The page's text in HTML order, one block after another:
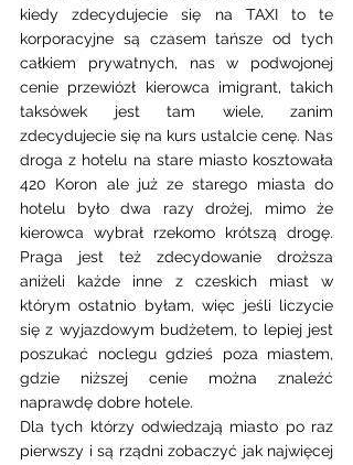
kiedy zdecydujecie się na TAXI to te
korporacyjne są czasem tańsze od tych
całkiem prywatnych, nas w podwojonej
cenie przewiózł kierowca imigrant, takich
taksówek jest tam wiele, zanim
zdecydujecie się na kurs ustalcie cenę. Nas
droga z hotelu na stare miasto kosztowała
420 Koron ale już ze starego miasta do
hotelu było dwa razy drożej, mimo że
kierowca wybrał rzekomo krótszą drogę.
Praga jest też zdecydowanie droższa
aniżeli każde inne z czeskich miast w
którym ostatnio byłam, więc jeśli liczycie
się z wyjazdowym budżetem, to lepiej jest
poszukać noclegu gdzieś poza miastem,
gdzie niższej cenie można znaleźć
naprawdę dobre hotele.
Dla tych którzy odwiedzają miasto po raz
pierwszy i są rządni zobaczyć jak najwięcej